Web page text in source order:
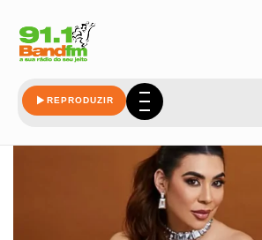
REPRODUZIR